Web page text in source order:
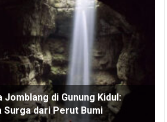
Jomblang di Gunung Kidul:
Surga dari Perut Bumi